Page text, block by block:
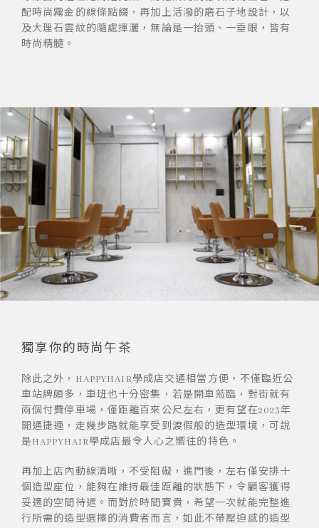
配時尚霧金的線條點綴，再加上活潑的磨石子地設計，以
及大理石雲紋的隨處揮灑，無論是一抬頭、一垂眼，皆有
時尚精髓。
獨享你的時尚午茶
除此之外，HAPPYHAIR學成店交通相當方便，不僅臨近公
車站牌頗多，車班也十分密集，若是開車蒞臨，對街就有
兩個付費停車場，僅距離百來公尺左右，更有望在2023年
開通捷運，走幾步路就能享受到渡假般的造型環境，可說
是HAPPYHAIR學成店最令人心之嚮往的特色。
再加上店內動線清晰，不受阻礙，進門後，左右僅安排十
個造型座位，能夠在維持最佳距離的狀態下，令顧客獲得
妥適的空間待遇。而對於時間寶貴，希望一次就能完整進
行所需的造型選擇的消費者而言，如此不帶壓迫感的造型